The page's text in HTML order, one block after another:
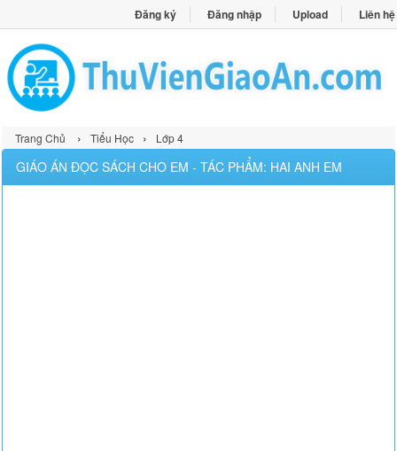
Đăng ký Đăng nhập Upload Liên hệ
Trang Chủ › Tiểu Học › Lớp 4
GIÁO ÁN ĐỌC SÁCH CHO EM - TÁC PHẨM: HAI ANH EM